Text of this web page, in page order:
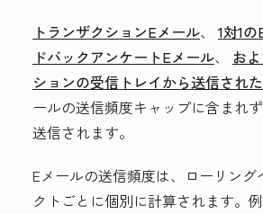
トランザクションEメール、 1対1
ドバックアンケートEメール、 お
ションの受信トレイから送信され
ールの送信頻度キャップに含まれ
送信されます。
Eメールの送信頻度は、ローリング
クトごとに個別に計算されます。